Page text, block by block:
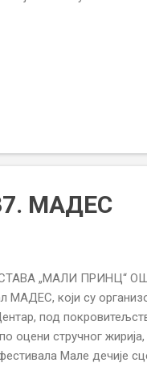
МАДЕС
„МАЛИ ПРИНЦ“
МАДЕС, који су
под
оцени стручног
Мале дечије